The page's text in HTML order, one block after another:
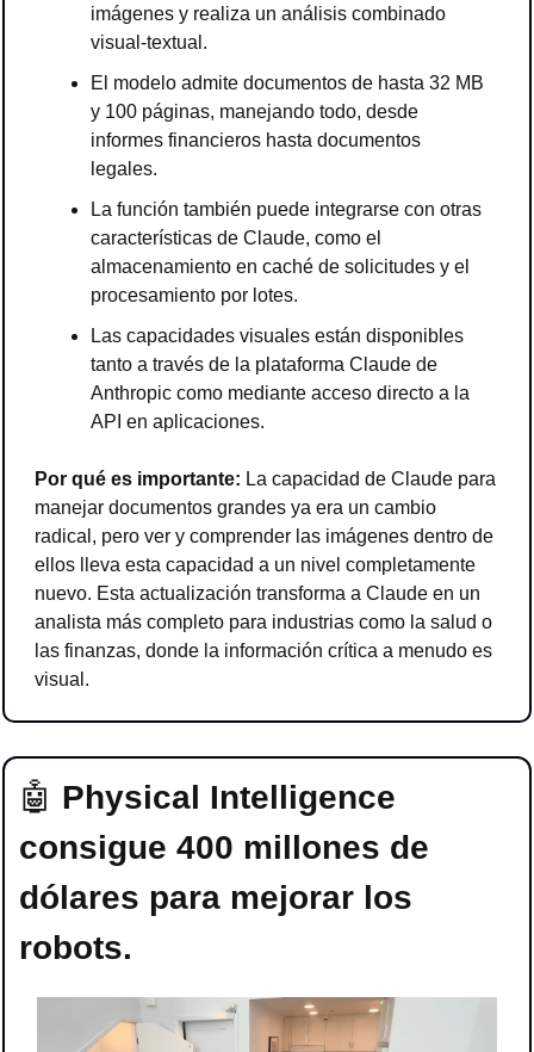
imágenes y realiza un análisis combinado
visual-textual.
El modelo admite documentos de hasta 32 MB
y 100 páginas, manejando todo, desde
informes financieros hasta documentos
legales.
La función también puede integrarse con otras
características de Claude, como el
almacenamiento en caché de solicitudes y el
procesamiento por lotes.
Las capacidades visuales están disponibles
tanto a través de la plataforma Claude de
Anthropic como mediante acceso directo a la
API en aplicaciones.
Por qué es importante: La capacidad de Claude para
manejar documentos grandes ya era un cambio
radical, pero ver y comprender las imágenes dentro de
ellos lleva esta capacidad a un nivel completamente
nuevo. Esta actualización transforma a Claude en un
analista más completo para industrias como la salud o
las finanzas, donde la información crítica a menudo es
visual.
🤖 Physical Intelligence
consigue 400 millones de
dólares para mejorar los
robots.